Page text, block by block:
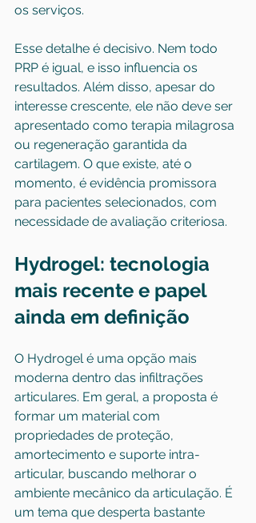
os serviços.
Esse detalhe é decisivo. Nem todo
PRP é igual, e isso influencia os
resultados. Além disso, apesar do
interesse crescente, ele não deve ser
apresentado como terapia milagrosa
ou regeneração garantida da
cartilagem. O que existe, até o
momento, é evidência promissora
para pacientes selecionados, com
necessidade de avaliação criteriosa.
Hydrogel: tecnologia
mais recente e papel
ainda em definição
O Hydrogel é uma opção mais
moderna dentro das infiltrações
articulares. Em geral, a proposta é
formar um material com
propriedades de proteção,
amortecimento e suporte intra-
articular, buscando melhorar o
ambiente mecânico da articulação. É
um tema que desperta bastante